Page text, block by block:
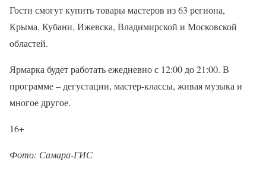
Гости смогут купить товары мастеров из 63 региона,
Крыма, Кубани, Ижевска, Владимирской и Московской
областей.
Ярмарка будет работать ежедневно с 12:00 до 21:00. В
программе – дегустации, мастер-классы, живая музыка и
многое другое.
16+
Фото: Самара-ГИС